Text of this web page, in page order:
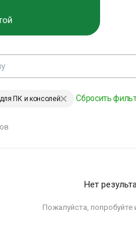
МИР
ПК и консолей Сбросить
Нет
Пожалуйста, попробуйте